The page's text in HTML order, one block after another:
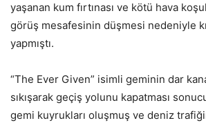
yaşanan kum fırtınası ve kötü hava
görüş mesafesinin düşmesi nedeniyle
yapmıştı.
“The Ever Given” isimli geminin dar
sıkışarak geçiş yolunu kapatması
gemi kuyrukları oluşmuş ve deniz